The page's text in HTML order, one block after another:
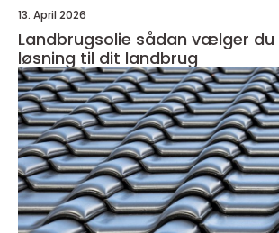
13. April 2026
Landbrugsolie sådan vælger du den rigtige
løsning til dit landbrug